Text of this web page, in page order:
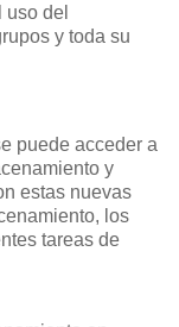
del
y toda su
puede acceder a
y
estas nuevas
los
tareas de